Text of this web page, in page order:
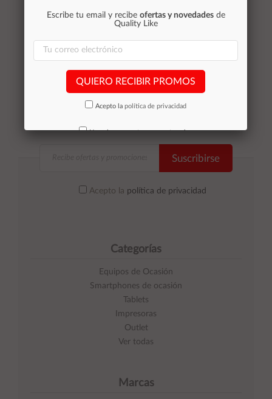
Añadir al
Suscribirse
Acepto la política de privacidad
Categorías
Equipos de Ocasión
Smartphones de ocasión
Tablets
Impresoras
Outlet
Ver todas
Marcas
Escribe tu email y recibe ofertas y novedadesde
Quality Like
QUIERO RECIBIR PROMOS
Acepto la política de privacidad
No volver a mostrar mas este aviso